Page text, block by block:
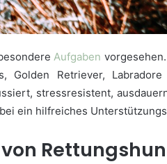
Aufgaben
Golden Retriever,
stressresistent,
ein hilfreiches